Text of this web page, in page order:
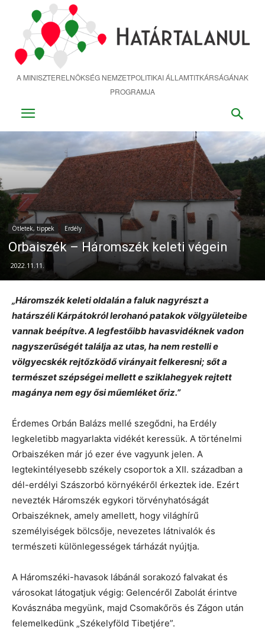
tartalomra
A MINISZTERELNÖKSÉG NEMZETPOLITIKAI ÁLLAMTITKÁRSÁGÁNAK
PROGRAMJA
Ötletek, tippek Erdély
Orbaiszék – Háromszék keleti végein
2022.11.11.
„Háromszék keleti oldalán a faluk nagyrészt a
határszéli Kárpátokról lerohanó patakok völgyületeibe
vannak beépítve. A legfestőibb havasvidéknek vadon
nagyszerűségét találja az utas, ha nem restelli e
völgyecskék rejtőzködő virányait felkeresni; sőt a
természet szépségei mellett e sziklahegyek rejtett
magánya nem egy ősi műemléket őriz.”
Érdemes Orbán Balázs mellé szegődni, ha Erdély
legkeletibb magyarlakta vidékét keressük. A történelmi
Orbaiszéken már jó ezer éve vagyunk jelen. A
legtekintélyesebb székely csoportok a XII. században a
dél-erdélyi Szászorbó környékéről érkeztek ide. Ezért
nevezték Háromszék egykori törvényhatóságát
Orbaiszéknek, amely amellett, hogy világhírű
személyiségek bölcsője, nevezetes látnivalók és
természeti különlegességek tárházát nyújtja.
A Háromszéki-havasok lábánál sorakozó falvakat és
városokat látogatjuk végig: Gelencéről Zabolát érintve
Kovásznába megyünk, majd Csomakőrös és Zágon után
felemelkedünk „Székelyföld Tibetjére”.